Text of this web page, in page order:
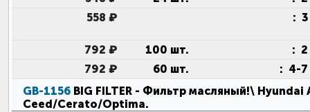
558 ₽
:
792 ₽ 100 шт. :
792 ₽
60 шт. : 4-
GB-1156 BIG FILTER - Фильтр масляный!\ Hyundai
Ceed/Cerato/Optima.